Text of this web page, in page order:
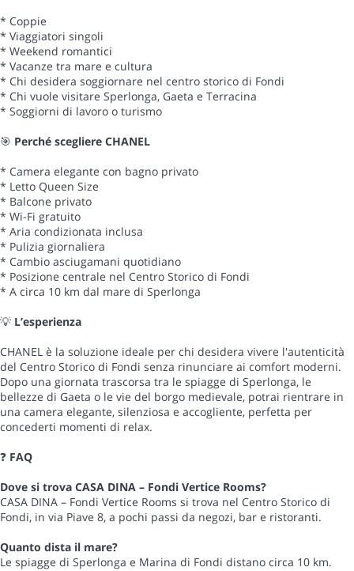
* Coppie
* Viaggiatori singoli
* Weekend romantici
* Vacanze tra mare e cultura
* Chi desidera soggiornare nel centro storico di Fondi
* Chi vuole visitare Sperlonga, Gaeta e Terracina
* Soggiorni di lavoro o turismo
🎯 Perché scegliere CHANEL
* Camera elegante con bagno privato
* Letto Queen Size
* Balcone privato
* Wi-Fi gratuito
* Aria condizionata inclusa
* Pulizia giornaliera
* Cambio asciugamani quotidiano
* Posizione centrale nel Centro Storico di Fondi
* A circa 10 km dal mare di Sperlonga
💡 L’esperienza
CHANEL è la soluzione ideale per chi desidera vivere l'autenticità
del Centro Storico di Fondi senza rinunciare ai comfort moderni.
Dopo una giornata trascorsa tra le spiagge di Sperlonga, le
bellezze di Gaeta o le vie del borgo medievale, potrai rientrare in
una camera elegante, silenziosa e accogliente, perfetta per
concederti momenti di relax.
❓ FAQ
Dove si trova CASA DINA – Fondi Vertice Rooms?
CASA DINA – Fondi Vertice Rooms si trova nel Centro Storico di
Fondi, in via Piave 8, a pochi passi da negozi, bar e ristoranti.
Quanto dista il mare?
Le spiagge di Sperlonga e Marina di Fondi distano circa 10 km.